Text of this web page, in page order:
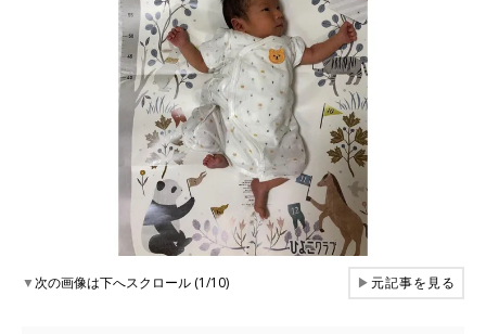
▼次の画像は下へスクロール (1/10) ▶元記事を見る